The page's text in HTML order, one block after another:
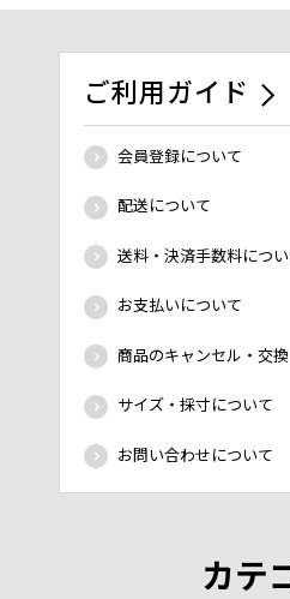
ご利用ガイド
会員登録について
配送について
送料・決済手数料につ
お支払いについて
商品のキャンセル・交
サイズ・採寸について
お問い合わせについて
カテ